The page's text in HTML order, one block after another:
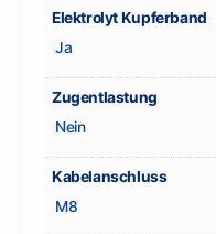
Elektrolyt Kupferband
Ja
Zugentlastung
Nein
Kabelanschluss
M8